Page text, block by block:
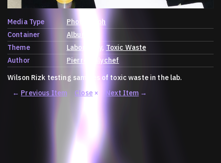
Media Type
Photograph
Container
Album
Theme
Laboratory Toxic Waste
Author
Pierre Malychef
Wilson Rizk testing samples of toxic waste in the lab.
← Previous Item Close× Next Item →